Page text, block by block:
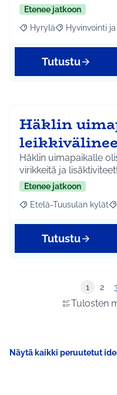
Etenee jatkoon
Rajaa tulokset aihepiirin
Hyrylä Rajaa tulokset
Hyvinvointi
Tutustu
Häklin
Häklin uimapaikalle
virikkeitä ja
Etenee jatkoon
Rajaa tulokset aihepiirin
Etelä-Tuusulan kylät
Tutustu
Tulosten
1 2
Näytä kaikki peruutetut